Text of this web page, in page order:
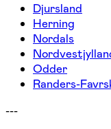
Djursland
Herning
Nordals
Odder
Randers-
---